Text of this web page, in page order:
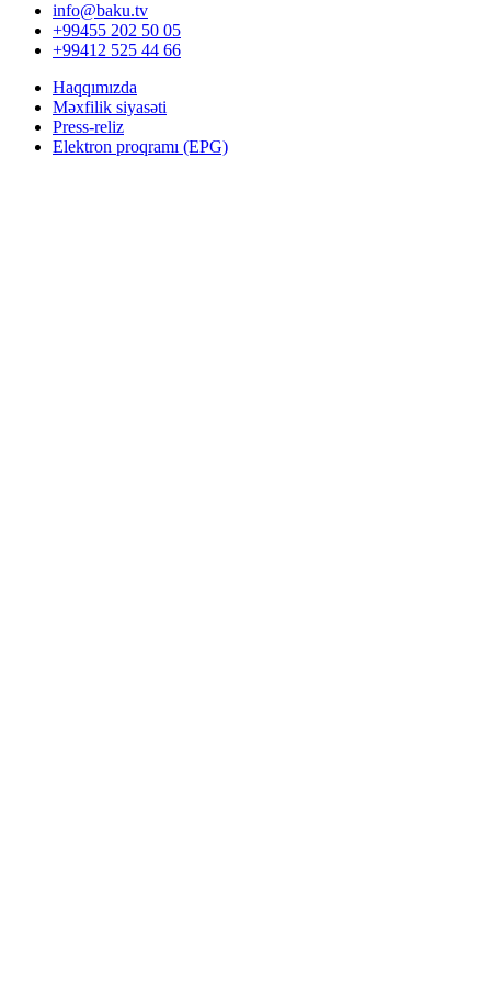
info@baku.tv
+99455 202 50 05
+99412 525 44 66
Haqqımızda
Məxfilik siyasəti
Press-reliz
Elektron proqramı (EPG)